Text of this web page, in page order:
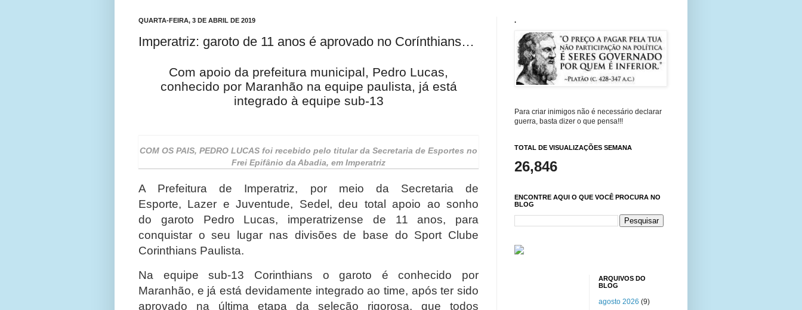
QUARTA-FEIRA, 3 DE ABRIL DE 2019
Imperatriz: garoto de 11 anos é aprovado no Corínthians…
Com apoio da prefeitura municipal, Pedro Lucas,
conhecido por Maranhão na equipe paulista, já está
integrado à equipe sub-13
COM OS PAIS, PEDRO LUCAS foi recebido pelo titular da Secretaria de Esportes no
Frei Epifânio da Abadia, em Imperatriz
A Prefeitura de Imperatriz, por meio da Secretaria de
Esporte, Lazer e Juventude, Sedel, deu total apoio ao sonho
do garoto Pedro Lucas, imperatrizense de 11 anos, para
conquistar o seu lugar nas divisões de base do Sport Clube
Corinthians Paulista.
Na equipe sub-13 Corinthians o garoto é conhecido por
Maranhão, e já está devidamente integrado ao time, após ter sido
aprovado na última etapa da seleção rigorosa, que todos
.
Para criar inimigos não é necessário declarar
guerra, basta dizer o que pensa!!!
TOTAL DE VISUALIZAÇÕES SEMANA
26,846
ENCONTRE AQUI O QUE VOCÊ PROCURA NO
BLOG
ARQUIVOS DO
BLOG
agosto 2026 (9)